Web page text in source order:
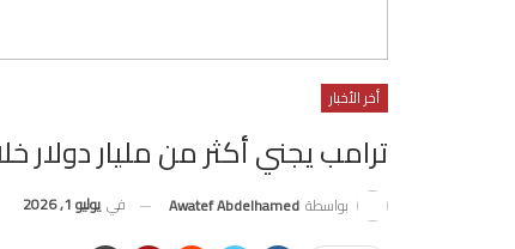
أخر الأخبار
ترامب يجني أكثر من مليار دولار
بواسطة Awatef Abdelhamed في يوليو 1, 2026